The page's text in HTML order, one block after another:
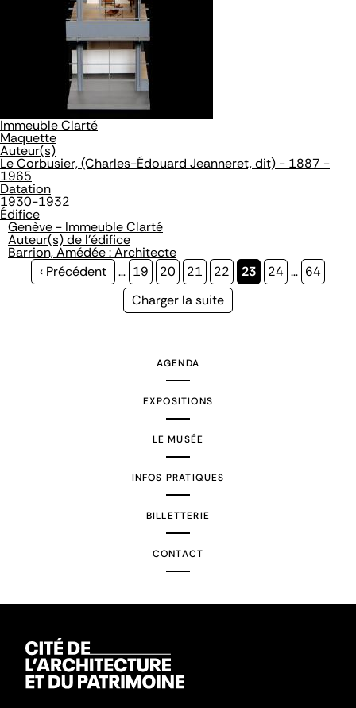
Immeuble Clarté
Maquette
Auteur(s)
Le Corbusier, (Charles-Édouard Jeanneret, dit) - 1887 -
1965
Datation
1930-1932
Édifice
Genève - Immeuble Clarté
Auteur(s) de l'édifice
Barrion, Amédée : Architecte
Page
‹ Précédent … Page
19 Page
20 Page
21 Page
22
Page
23 Page
24 … Page
64
Page
Charger la suite
AGENDA
EXPOSITIONS
LE MUSÉE
INFOS PRATIQUES
BILLETTERIE
CONTACT